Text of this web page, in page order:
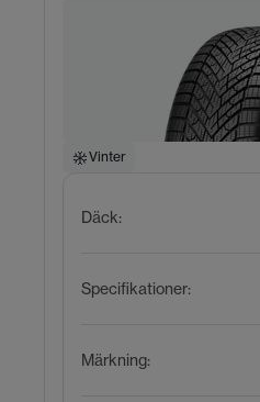
Vinter
Däck:
Specifikationer:
Märkning: